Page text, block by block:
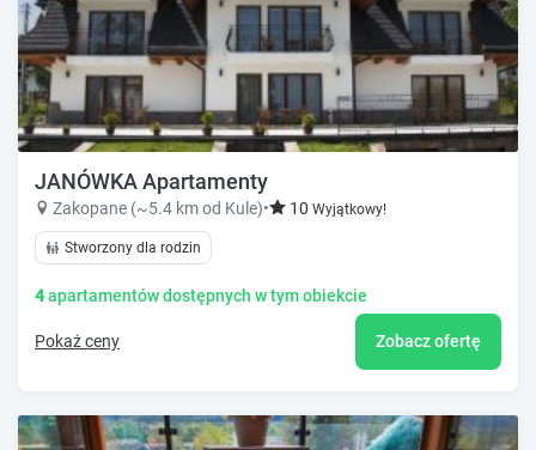
JANÓWKA Apartamenty
Zakopane (~5.4 km od Kule)• 10 Wyjątkowy!
Stworzony dla rodzin
4apartamentów dostępnych w tym obiekcie
Pokaż ceny Zobacz ofertę